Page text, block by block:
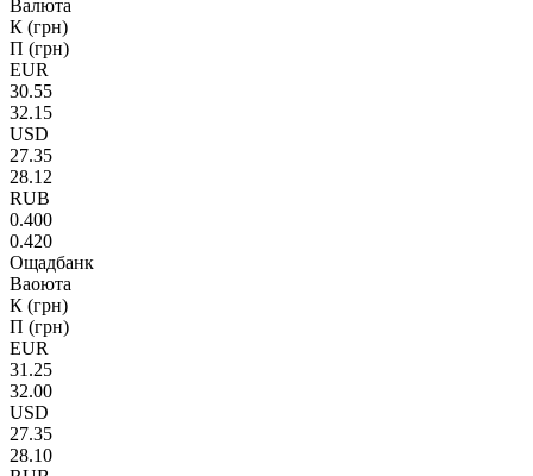
Валюта
К (грн)
П (грн)
EUR
30.55
32.15
USD
27.35
28.12
RUB
0.400
0.420
Ощадбанк
Ваоюта
К (грн)
П (грн)
EUR
31.25
32.00
USD
27.35
28.10